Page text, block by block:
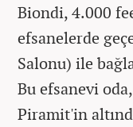
Biondi, 4.000
efsanelerde
Salonu) ile
Bu efsanevi
Piramit'in